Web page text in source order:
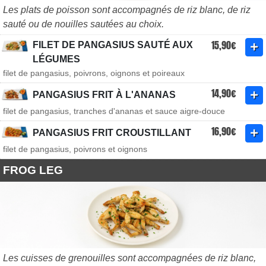
Les plats de poisson sont accompagnés de riz blanc, de riz
sauté ou de nouilles sautées au choix.
FILET DE PANGASIUS SAUTÉ AUX
LÉGUMES
15,90€
filet de pangasius, poivrons, oignons et poireaux
PANGASIUS FRIT À L'ANANAS 14,90€
filet de pangasius, tranches d'ananas et sauce aigre-douce
PANGASIUS FRIT CROUSTILLANT 16,90€
filet de pangasius, poivrons et oignons
FROG LEG
Les cuisses de grenouilles sont accompagnées de riz blanc,